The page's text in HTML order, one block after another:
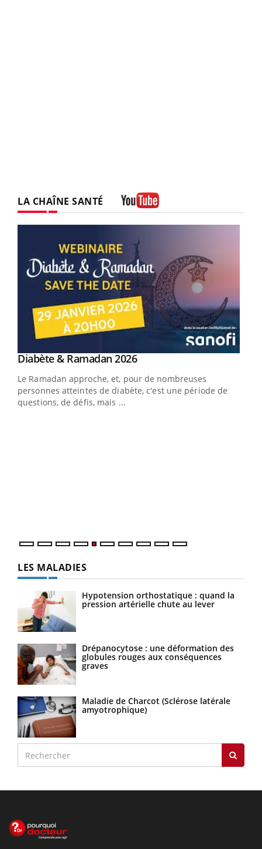
LA CHAÎNE SANTÉ
Youtube
Diabète & Ramadan 2026Youtube
Le Ramadan approche, et, pour de nombreuses
personnes atteintes de diabète, c'est une période de
questions, de défis, mais ...
LES MALADIES
Hypotension orthostatique : quand la
pression artérielle chute au lever
Drépanocytose : une déformation des
globules rouges aux conséquences
graves
Maladie de Charcot (Sclérose latérale
amyotrophique)